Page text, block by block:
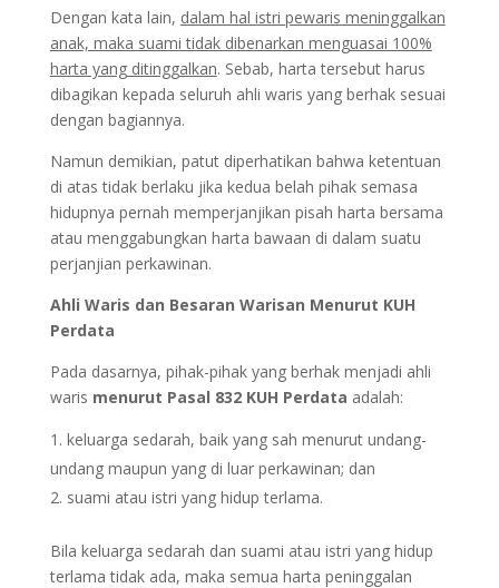
Dengan kata lain, dalam hal istri pewaris meninggalkan
anak, maka suami tidak dibenarkan menguasai 100%
harta yang ditinggalkan. Sebab, harta tersebut harus
dibagikan kepada seluruh ahli waris yang berhak sesuai
dengan bagiannya.
Namun demikian, patut diperhatikan bahwa ketentuan
di atas tidak berlaku jika kedua belah pihak semasa
hidupnya pernah memperjanjikan pisah harta bersama
atau menggabungkan harta bawaan di dalam suatu
perjanjian perkawinan.
Ahli Waris dan Besaran Warisan Menurut KUH
Perdata
Pada dasarnya, pihak-pihak yang berhak menjadi ahli
waris menurut Pasal 832 KUH Perdata adalah:
keluarga sedarah, baik yang sah menurut undang-
undang maupun yang di luar perkawinan; dan
suami atau istri yang hidup terlama.
Bila keluarga sedarah dan suami atau istri yang hidup
terlama tidak ada, maka semua harta peninggalan